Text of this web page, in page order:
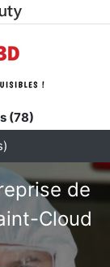
(78)
de
Cloud